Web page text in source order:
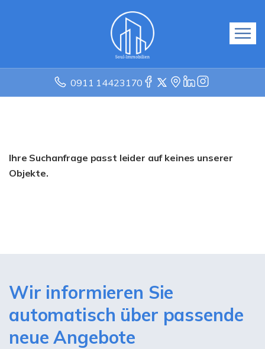
0911 14423170
Ihre Suchanfrage passt leider auf keines unserer
Objekte.
Wir informieren Sie
automatisch über passende
neue Angebote